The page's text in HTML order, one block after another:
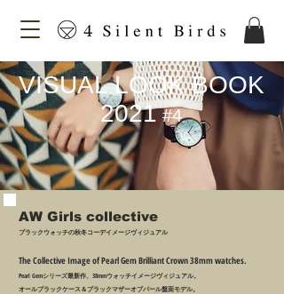
​VISUAL LOOK BOOK
2021#4
AW Girls collective
​ブラックウォッチの秋冬コーデイメージヴィジュアル
The Collective Image of Pearl Gem Brilliant Crown 38mm watches.
Pearl Gemシリーズ最新作、38mmウォッチイメージヴィジュアル。
オールブラックケース＆ブラックマザーオブパール盤面モデル。